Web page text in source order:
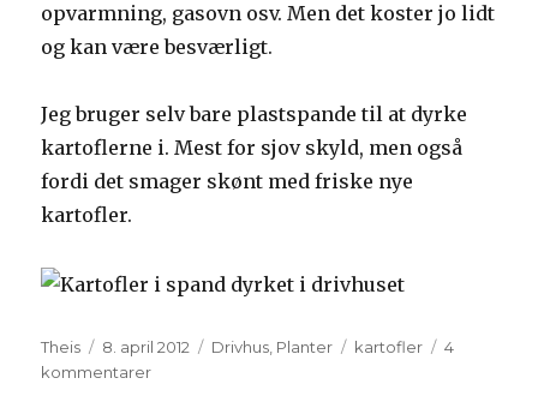
opvarmning, gasovn osv. Men det koster jo lidt
og kan være besværligt.
Jeg bruger selv bare plastspande til at dyrke
kartoflerne i. Mest for sjov skyld, men også
fordi det smager skønt med friske nye
kartofler.
Forfatter
Theis Udgivet
8. april 2012 Kategorier
Drivhus Planter Tags
kartofler
4
kommentarer